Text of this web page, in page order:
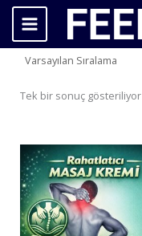
İçeriğe
Tek bir sonuç gösteriliyor